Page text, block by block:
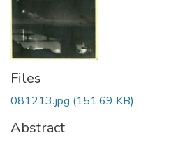
Files
081213.jpg (151.69 KB)
Abstract